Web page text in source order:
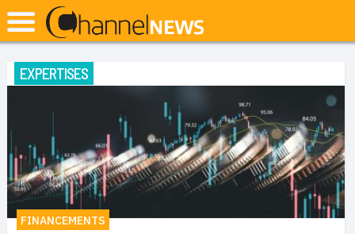
EXPERTISES
FINANCEMENTS